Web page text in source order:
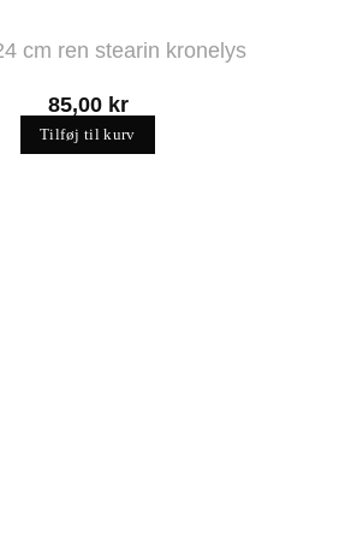
cm ren stearin kronelys
85,00 kr
Tilføj til kurv